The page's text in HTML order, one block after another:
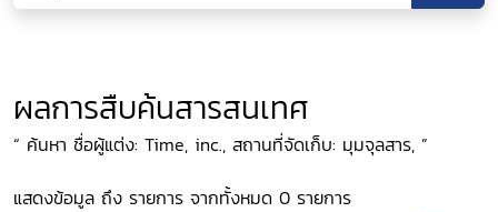
ผลการสืบค้นสารสนเทศ
“ ค้นหา ชื่อผู้แต่ง: Time, inc., สถานที่จัดเก็บ: มุมจุลสาร, ”
แสดงข้อมูล ถึง รายการ จากทั้งหมด 0 รายการ